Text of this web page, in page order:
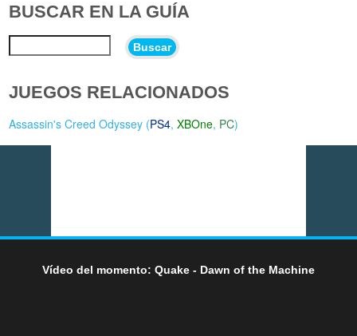
BUSCAR EN LA GUÍA
Buscar
JUEGOS RELACIONADOS
Assassin's Creed Odyssey (PS4,XBOne, PC)
Vídeo del momento: Quake - Dawn of the Machine